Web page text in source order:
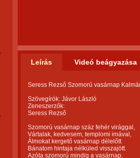
Leírás Videó beágyazása
Seress Rezső Szomorú vasárnap
Szövegírók: Jávor László
Zeneszerzők:
Seress Rezső
Szomorú vasárnap száz fehér virággal,
Vártalak, kedvesem, templomi imával,
Álmokat kergető vasárnap délelőtt
Bánatom hintaja nélküled visszajött.
Azóta szomorú mindig a vasárnap,